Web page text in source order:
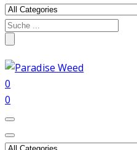
Search
0
0